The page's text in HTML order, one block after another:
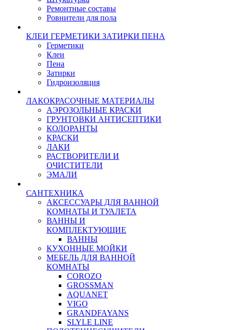
Ремонтные составы
Ровнители для пола
КЛЕИ ГЕРМЕТИКИ ЗАТИРКИ ПЕНА
Герметики
Клеи
Пена
Затирки
Гидроизоляция
ЛАКОКРАСОЧНЫЕ МАТЕРИАЛЫ
АЭРОЗОЛЬНЫЕ КРАСКИ
ГРУНТОВКИ АНТИСЕПТИКИ
КОЛОРАНТЫ
КРАСКИ
ЛАКИ
РАСТВОРИТЕЛИ И
ОЧИСТИТЕЛИ
ЭМАЛИ
САНТЕХНИКА
АКСЕССУАРЫ ДЛЯ ВАННОЙ
КОМНАТЫ И ТУАЛЕТА
ВАННЫ И
КОМПЛЕКТУЮЩИЕ
ВАННЫ
КУХОННЫЕ МОЙКИ
МЕБЕЛЬ ДЛЯ ВАННОЙ
КОМНАТЫ
COROZO
GROSSMAN
AQUANET
VIGO
GRANDFAYANS
SLYLE LINE